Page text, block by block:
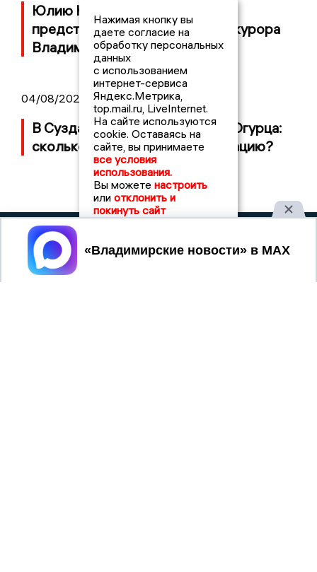
Юлию Калистову официально
представили в должности прокурора
Владимирской области
04/08/2026 09:01
В Суздале прошёл Фестиваль Огурца:
сколько потратили на организацию?
ВЛАДИМИРСКИЕ
НОВОСТИ
«Информационное агентство
Нажимая кнопку вы
даете согласие на
обработку персональных
данных
с использованием
интернет-сервиса
Яндекс.Метрика,
top.mail.ru, LiveInternet.
На сайте используются
cookie. Оставаясь на
сайте, вы принимаете
все условия
использования.
Вы можете настроить
или отклонить и
покинуть сайт
Принять